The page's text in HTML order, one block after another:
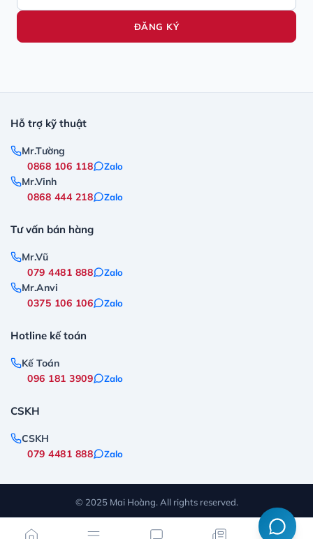
ĐĂNG KÝ
Hỗ trợ kỹ thuật
Mr.Tường
0868 106 118
Zalo
Mr.Vinh
0868 444 218
Zalo
Tư vấn bán hàng
Mr.Vũ
079 4481 888
Zalo
Mr.Anvi
0375 106 106
Zalo
Hotline kế toán
Kế Toán
096 181 3909
Zalo
CSKH
CSKH
079 4481 888
Zalo
© 2025 Mai Hoàng. All rights reserved.